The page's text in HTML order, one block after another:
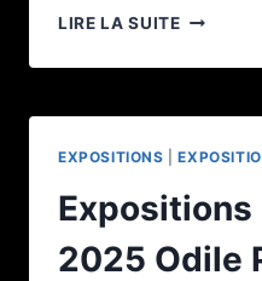
LIRE LA SUITEEXPO
EXPOSITIONS |
2025 Odile